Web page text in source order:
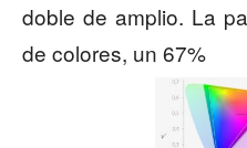
doble de amplio. La
de colores, un 67%